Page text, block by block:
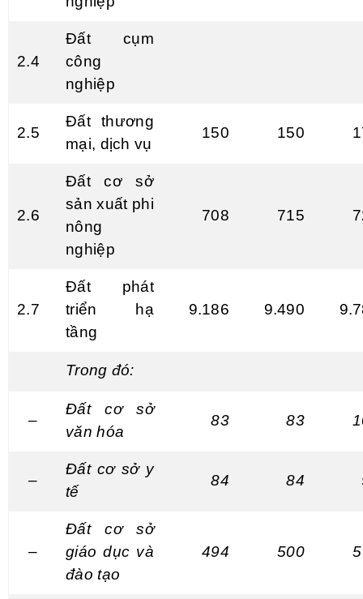
2.4
Đất cụm
công
nghiệp
2.5
Đất thương
mại, dịch vụ
150 150
2.6
Đất cơ sở
sản xuất phi
nông
nghiệp
708 715
2.7
Đất phát
triển hạ
tầng
9.186 9.490
Trong đó:
–
Đất cơ sở
văn hóa
83 83
–
Đất cơ sở y
tế
84 84
–
Đất cơ sở
giáo dục và
đào tạo
494 500